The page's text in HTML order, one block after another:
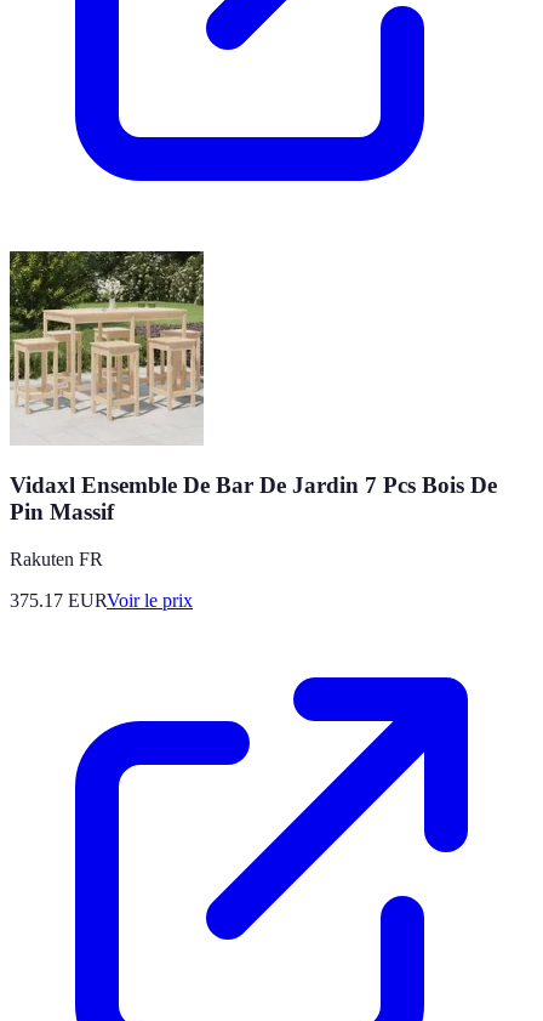
Vidaxl Ensemble De Bar De Jardin 7 Pcs Bois De
Pin Massif
Rakuten FR
375.17 EURVoir le prix